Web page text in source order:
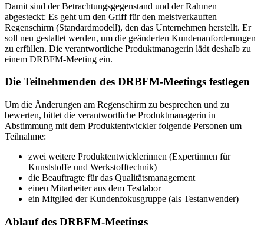
Damit sind der Betrachtungsgegenstand und der Rahmen
abgesteckt: Es geht um den Griff für den meistverkauften
Regenschirm (Standardmodell), den das Unternehmen herstellt. Er
soll neu gestaltet werden, um die geänderten Kundenanforderungen
zu erfüllen. Die verantwortliche Produktmanagerin lädt deshalb zu
einem DRBFM-Meeting ein.
Die Teilnehmenden des DRBFM-Meetings festlegen
Um die Änderungen am Regenschirm zu besprechen und zu
bewerten, bittet die verantwortliche Produktmanagerin in
Abstimmung mit dem Produktentwickler folgende Personen um
Teilnahme:
zwei weitere Produktentwicklerinnen (Expertinnen für
Kunststoffe und Werkstofftechnik)
die Beauftragte für das Qualitätsmanagement
einen Mitarbeiter aus dem Testlabor
ein Mitglied der Kundenfokusgruppe (als Testanwender)
Ablauf des DRBFM-Meetings